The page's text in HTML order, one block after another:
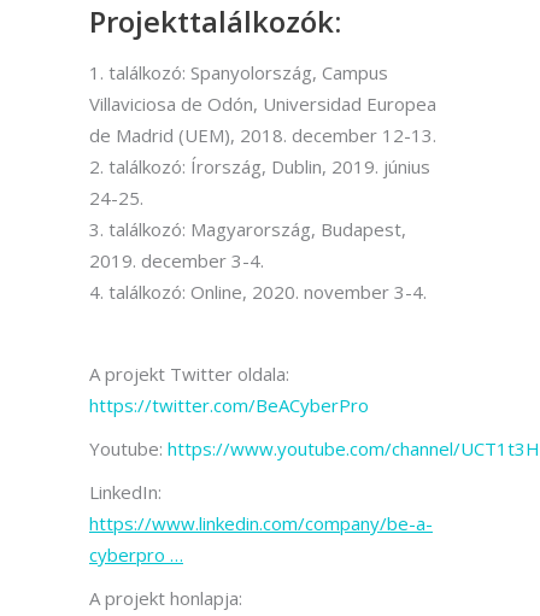
Projekttalálkozók:
találkozó: Spanyolország, Campus
Villaviciosa de Odón, Universidad Europea
de Madrid (UEM), 2018. december 12-13.
találkozó: Írország, Dublin, 2019. június
24-25.
találkozó: Magyarország, Budapest,
2019. december 3-4.
találkozó: Online, 2020. november 3-4.
A projekt Twitter oldala:
https://twitter.com/BeACyberPro
Youtube: https://www.youtube.com/channel/
LinkedIn:
https://www.linkedin.com/company/be-a-
cyberpro …
A projekt honlapja: